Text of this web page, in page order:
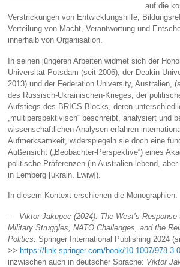
auf die
Verstrickungen von Entwicklungshilfe,
Verteilung von Macht, Verantwortung und
innerhalb von Organisation.
In seinen jüngeren Arbeiten widmet sich der
Universität Potsdam (seit 2006), der Deakin
2013) und der Federation University, Australien,
des Russisch-Ukrainischen-Krieges, der
Aufstiegs des BRICS-Blocks, deren
„multiperspektivisch“ beschreibt, analysiert und
wissenschaftlichen Analysen erfahren
Aufmerksamkeit, widerspiegeln sie doch eine
Außensicht („Beobachter-Perspektive“) eines
politische Präferenzen (in Australien lebend,
in Lemberg [ukrain. Lwiw]).
In diesem Kontext erschienen die Monographien:
– Viktor Jakupec (2024): The West’s Response
Military Struggles, NATO Challenges, and the
Politics.Springer International Publishing 2024
>> https://link.springer.com/book/10.1007/978-3-
inzwischen auch in deutscher Sprache: Viktor